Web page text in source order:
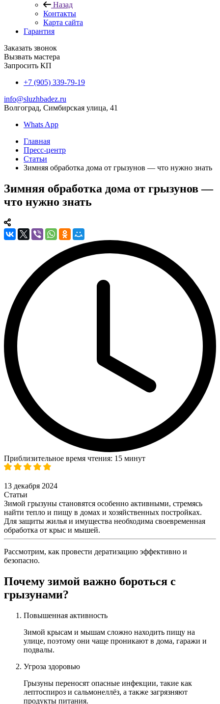
Назад
Контакты
Карта сайта
Гарантия
Заказать звонок
Вызвать мастера
Запросить КП
+7 (905) 339-79-19
info@sluzhbadez.ru
Волгоград, Симбирская улица, 41
Whats App
Главная
Пресс-центр
Статьи
Зимняя обработка дома от грызунов — что нужно знать
Зимняя обработка дома от грызунов —
что нужно знать
Приблизительное время чтения: 15 минут
13 декабря 2024
Статьи
Зимой грызуны становятся особенно активными, стремясь
найти тепло и пищу в домах и хозяйственных постройках.
Для защиты жилья и имущества необходима своевременная
обработка от крыс и мышей.
Рассмотрим, как провести дератизацию эффективно и
безопасно.
Почему зимой важно бороться с
грызунами?
Повышенная активность
Зимой крысам и мышам сложно находить пищу на
улице, поэтому они чаще проникают в дома, гаражи и
подвалы.
Угроза здоровью
Грызуны переносят опасные инфекции, такие как
лептоспироз и сальмонеллёз, а также загрязняют
продукты питания.